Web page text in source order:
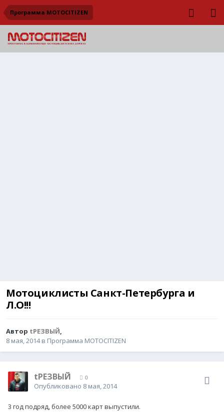
Программа MOTOCITIZEN
Мотоциклисты Санкт-Петербурга и
Л.О!!!
Автор tРЕЗВЫЙ,
8 мая, 2014в Программа MOTOCITIZEN
tРЕЗВЫЙ 0
Опубликовано 8 мая, 2014
3 год подряд, более 5000 карт выпустили.